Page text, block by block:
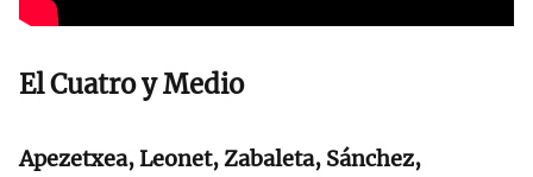
El Cuatro y Medio
Apezetxea, Leonet, Zabaleta, Sánchez,